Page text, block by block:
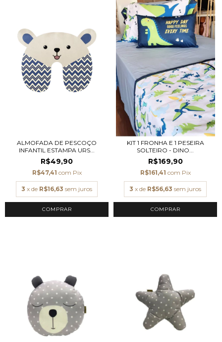
ALMOFADA DE PESCOÇO
INFANTIL ESTAMPA URS...
R$49,90
R$47,41 com Pix
3 x de R$16,63 sem juros
KIT 1 FRONHA E 1 PESEIRA
SOLTEIRO - DINO...
R$169,90
R$161,41 com Pix
3 x de R$56,63 sem juros